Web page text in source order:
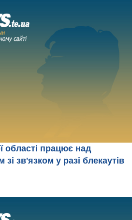
області працює над
зв'язком у разі блекаутів